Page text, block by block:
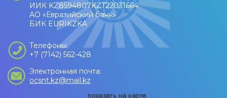
ИИК KZ8594807KZT22031664
АО «Евразийский банк»
БИК EURIKZKA
Телефоны:
+7 (7142) 562-428
Электронная почта:
ocsnt.kz@mail.kz